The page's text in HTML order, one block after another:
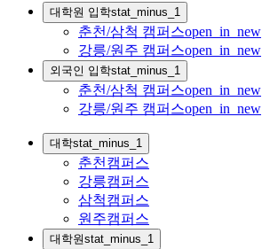
대학원 입학stat_minus_1
춘천/삼척 캠퍼스open_in_new
강릉/원주 캠퍼스open_in_new
외국인 입학stat_minus_1
춘천/삼척 캠퍼스open_in_new
강릉/원주 캠퍼스open_in_new
대학stat_minus_1
춘천캠퍼스
강릉캠퍼스
삼척캠퍼스
원주캠퍼스
대학원stat_minus_1